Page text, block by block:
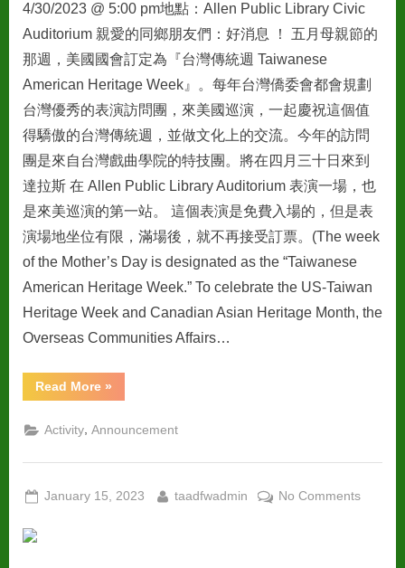
4/30/2023 @ 5:00 pm地點：Allen Public Library Civic
Auditorium 親愛的同鄉朋友們：好消息 ！ 五月母親節的
那週，美國國會訂定為『台灣傳統週 Taiwanese
American Heritage Week』。每年台灣僑委會都會規劃
台灣優秀的表演訪問團，來美國巡演，一起慶祝這個值
得驕傲的台灣傳統週，並做文化上的交流。今年的訪問
團是來自台灣戲曲學院的特技團。將在四月三十日來到
達拉斯 在 Allen Public Library Auditorium 表演一場，也
是來美巡演的第一站。 這個表演是免費入場的，但是表
演場地坐位有限，滿場後，就不再接受訂票。(The week
of the Mother’s Day is designated as the “Taiwanese
American Heritage Week.” To celebrate the US-Taiwan
Heritage Week and Canadian Asian Heritage Month, the
Overseas Communities Affairs…
Read More“慶
祝
傳
週”
»
Activity,Announcement
Posted
January 15, 2023 By
taadfwadmin No Commentson